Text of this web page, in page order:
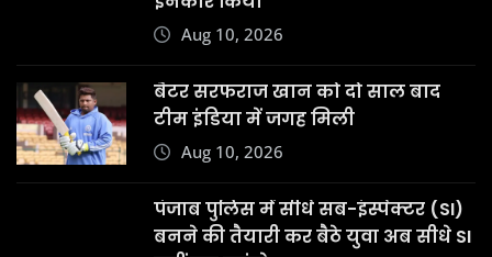
Copyright © 2025 | Powered by
DigestbyThemeArile
Privacy
Disclaimer
Contact